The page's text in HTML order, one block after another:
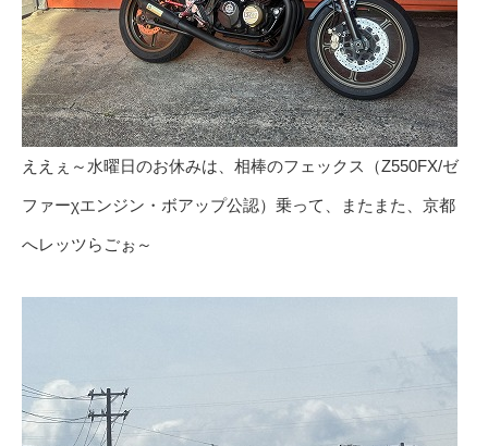
ええぇ～水曜日のお休みは、相棒のフェックス（Z550FX/ゼ
ファーχエンジン・ボアップ公認）乗って、またまた、京都
へレッツらごぉ～